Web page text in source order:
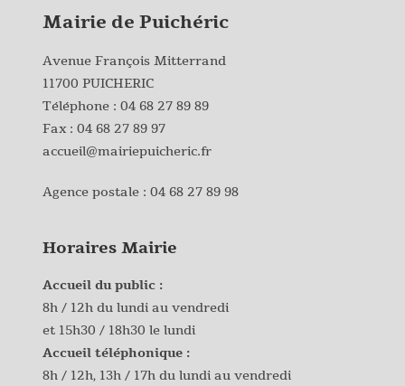
Mairie de Puichéric
Avenue François Mitterrand
11700 PUICHERIC
Téléphone :04 68 27 89 89
Fax : 04 68 27 89 97
accueil@mairiepuicheric.fr
Agence postale :04 68 27 89 98
Horaires Mairie
Accueil du public :
8h / 12h du lundi au vendredi
et 15h30 / 18h30 le lundi
Accueil téléphonique :
8h / 12h, 13h / 17h du lundi au vendredi